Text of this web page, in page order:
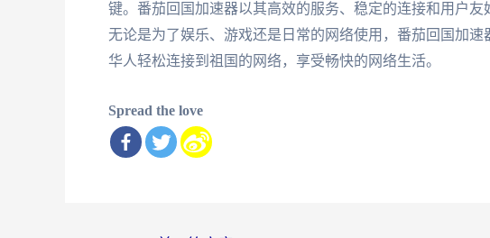
键。番茄回国加速器以其高效的服务、稳定的连接和用户友
无论是为了娱乐、游戏还是日常的网络使用，番茄回国加
华人轻松连接到祖国的网络，享受畅快的网络生活。
Spread the love